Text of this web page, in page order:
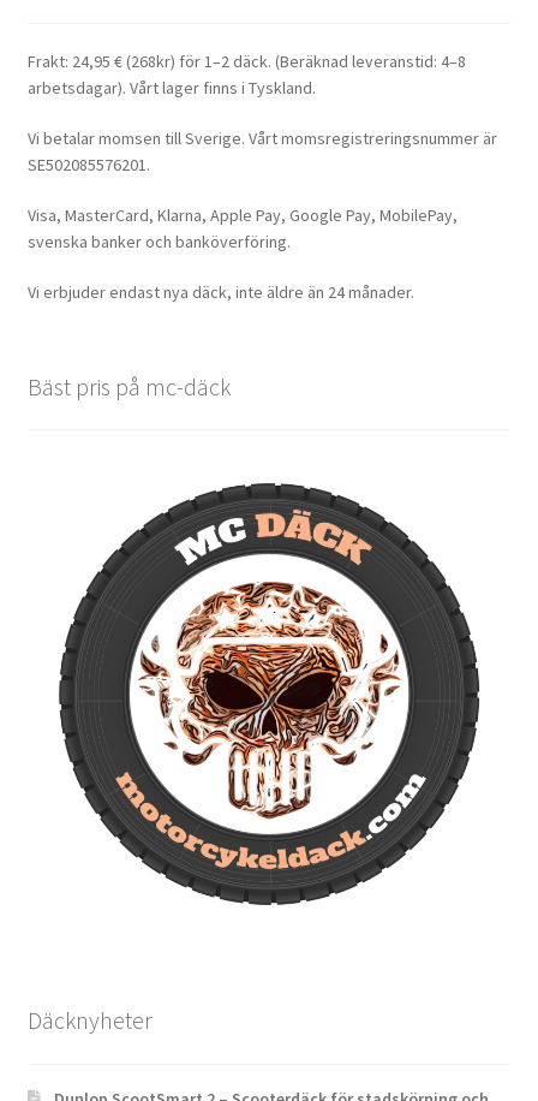
Frakt: 24,95 € (268kr) för 1–2 däck. (Beräknad leveranstid: 4–8
arbetsdagar). Vårt lager finns i Tyskland.
Vi betalar momsen till Sverige. Vårt momsregistreringsnummer är
SE502085576201.
Visa, MasterCard, Klarna, Apple Pay, Google Pay, MobilePay,
svenska banker och banköverföring.
Vi erbjuder endast nya däck, inte äldre än 24 månader.
Bäst pris på mc-däck
Däcknyheter